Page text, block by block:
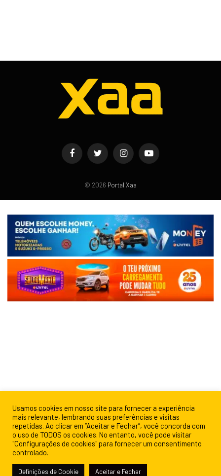
FacebookTwitter InstagramYouTube
© 2026 Portal Xaa
Usamos cookies em nosso site para fornecer a experiência
mais relevante, lembrando suas preferências e visitas
repetidas. Ao clicar em “Aceitar e Fechar”, você concorda com
o uso de TODOS os cookies. No entanto, você pode visitar
"Configurações de cookies" para fornecer um consentimento
controlado.
Definições de Cookie Aceitar e Fechar